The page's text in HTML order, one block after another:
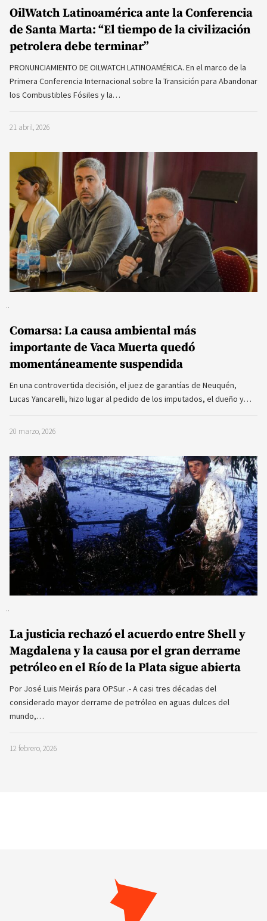
OilWatch Latinoamérica ante la Conferencia
de Santa Marta: “El tiempo de la civilización
petrolera debe terminar”
PRONUNCIAMIENTO DE OILWATCH LATINOAMÉRICA. En el marco de la
Primera Conferencia Internacional sobre la Transición para Abandonar
los Combustibles Fósiles y la…
21 abril, 2026
Comarsa: La causa ambiental más
importante de Vaca Muerta quedó
momentáneamente suspendida
En una controvertida decisión, el juez de garantías de Neuquén,
Lucas Yancarelli, hizo lugar al pedido de los imputados, el dueño y…
20 marzo, 2026
La justicia rechazó el acuerdo entre Shell y
Magdalena y la causa por el gran derrame
petróleo en el Río de la Plata sigue abierta
Por José Luis Meirás para OPSur .- A casi tres décadas del
considerado mayor derrame de petróleo en aguas dulces del
mundo,…
12 febrero, 2026